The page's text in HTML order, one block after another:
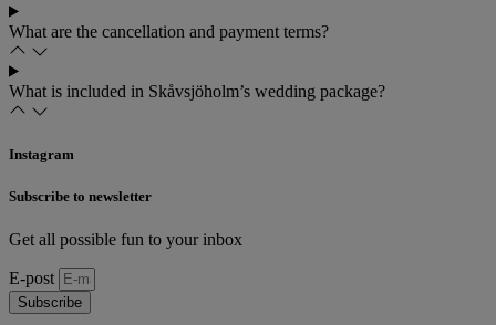
What are the cancellation and payment terms?
What is included in Skåvsjöholm’s wedding package?
Instagram
Subscribe to newsletter
Get all possible fun to your inbox
E-post
Subscribe